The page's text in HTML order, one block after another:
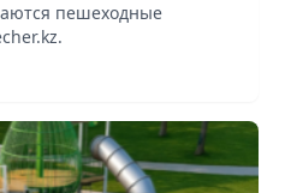
пешеходные